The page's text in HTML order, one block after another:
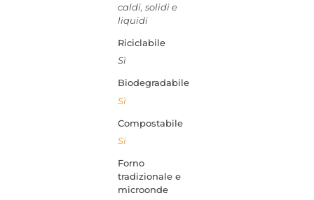
caldi, solidi e
liquidi
Riciclabile
Sì
Biodegradabile
Sì
Compostabile
Si
Forno
tradizionale e
microonde